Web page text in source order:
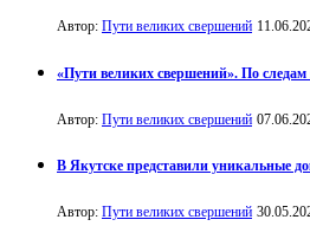
Автор: Пути великих свершений
«Пути великих свершений». По
Автор: Пути великих свершений
В Якутске представили уникальные
Автор: Пути великих свершений